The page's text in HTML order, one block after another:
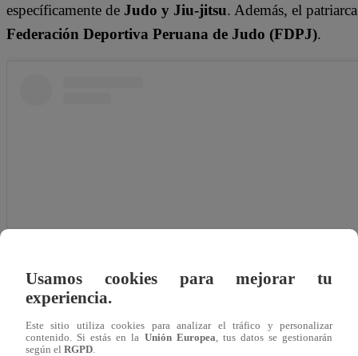
específicamente de Judo y Jiu-jitsu. Además, el
Federación Deportiva Peruana de Judo (FDPJ).
Ver esta publicación en Instagram
Usamos cookies para mejorar tu
experiencia.
Este sitio utiliza cookies para analizar el tráfico y personalizar
contenido. Si estás en la Unión Europea , tus datos se gestionarán
según el RGPD